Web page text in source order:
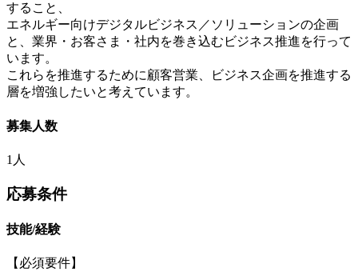
すること、
エネルギー向けデジタルビジネス／ソリューションの企画
と、業界・お客さま・社内を巻き込むビジネス推進を行って
います。
これらを推進するために顧客営業、ビジネス企画を推進する
層を増強したいと考えています。
募集人数
1人
応募条件
技能/経験
【必須要件】